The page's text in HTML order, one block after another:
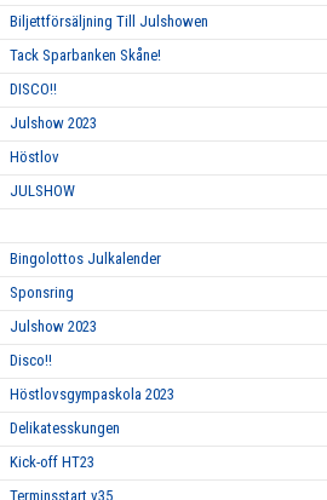
Biljettförsäljning Till Julshowen
Tack Sparbanken Skåne!
DISCO!!
Julshow 2023
Höstlov
JULSHOW
Bingolottos Julkalender
Sponsring
Julshow 2023
Disco!!
Höstlovsgympaskola 2023
Delikatesskungen
Kick-off HT23
Terminsstart v35